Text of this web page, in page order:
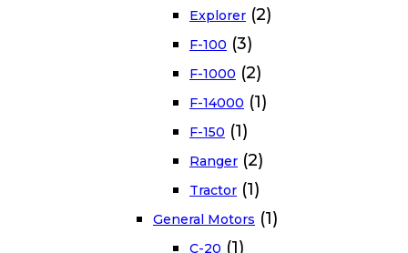
Explorer (2)
F-100 (3)
F-1000 (2)
F-14000 (1)
F-150 (1)
Ranger (2)
Tractor (1)
General Motors (1)
C-20 (1)